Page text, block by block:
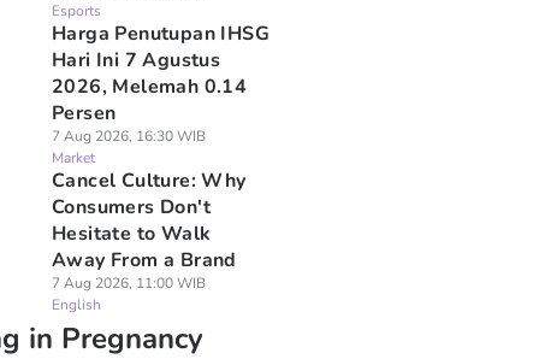
Esports
Harga Penutupan IHSG
Hari Ini 7 Agustus
2026, Melemah 0.14
Persen
7 Aug 2026, 16:30 WIB
Market
Cancel Culture: Why
Consumers Don't
Hesitate to Walk
Away From a Brand
7 Aug 2026, 11:00 WIB
English
in Pregnancy